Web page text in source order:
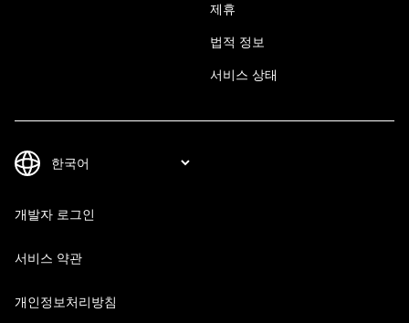
제휴
법적 정보
서비스 상태
개발자 로그인
서비스 약관
개인정보처리방침